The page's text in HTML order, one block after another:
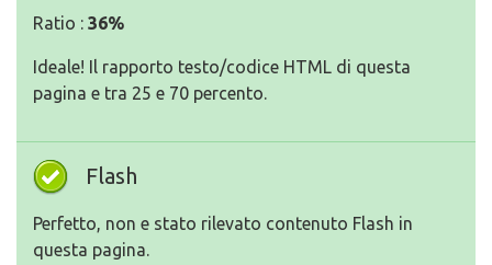
Ratio : 36%
Ideale! Il rapporto testo/codice HTML di questa
pagina e tra 25 e 70 percento.
Flash
Perfetto, non e stato rilevato contenuto Flash in
questa pagina.